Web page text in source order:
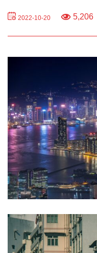
2022-10-20 5,206